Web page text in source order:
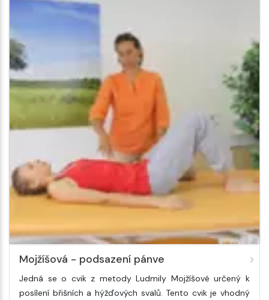
Mojžíšová - podsazení pánve
Jedná se o cvik z metody Ludmily Mojžíšové určený k
posílení břišních a hýžďových svalů. Tento cvik je vhodný